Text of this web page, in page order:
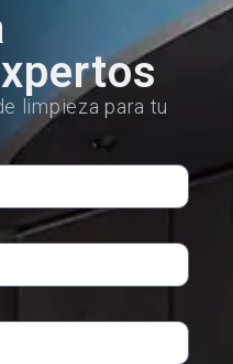
limpieza para tu